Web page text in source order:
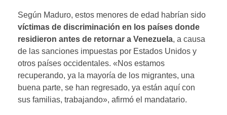
Según Maduro, estos menores de edad habrían sido
víctimas de discriminación en los países donde
residieron antes de retornar a Venezuela, a causa
de las sanciones impuestas por Estados Unidos y
otros países occidentales. «Nos estamos
recuperando, ya la mayoría de los migrantes, una
buena parte, se han regresado, ya están aquí con
sus familias, trabajando», afirmó el mandatario.